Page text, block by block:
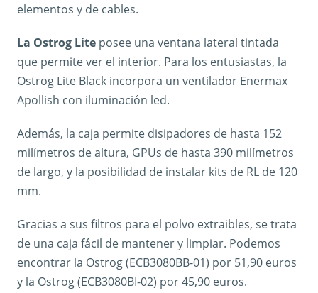
elementos y de cables.
La Ostrog Lite posee una ventana lateral tintada
que permite ver el interior. Para los entusiastas, la
Ostrog Lite Black incorpora un ventilador Enermax
Apollish con iluminación led.
Además, la caja permite disipadores de hasta 152
milímetros de altura, GPUs de hasta 390 milímetros
de largo, y la posibilidad de instalar kits de RL de 120
mm.
Gracias a sus filtros para el polvo extraibles, se trata
de una caja fácil de mantener y limpiar. Podemos
encontrar la Ostrog (ECB3080BB-01) por 51,90 euros
y la Ostrog (ECB3080BI-02) por 45,90 euros.